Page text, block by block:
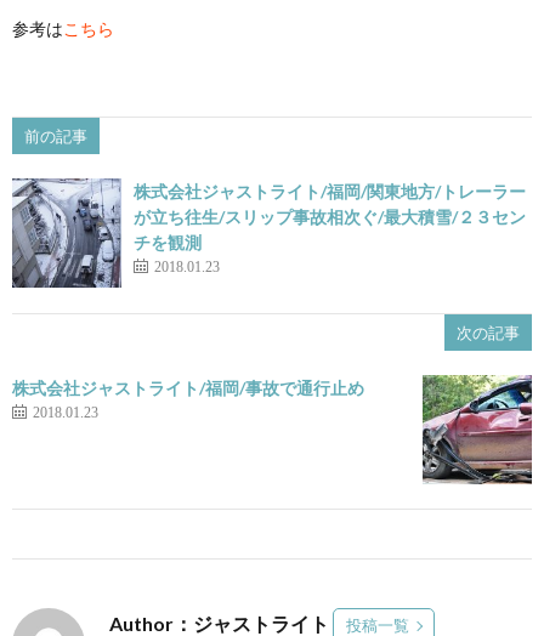
参考はこちら
前の記事
株式会社ジャストライト/福岡/関東地方/トレーラー
が立ち往生/スリップ事故相次ぐ/最大積雪/２３セン
チを観測
2018.01.23
次の記事
株式会社ジャストライト/福岡/事故で通行止め
2018.01.23
Author：ジャストライト 投稿一覧